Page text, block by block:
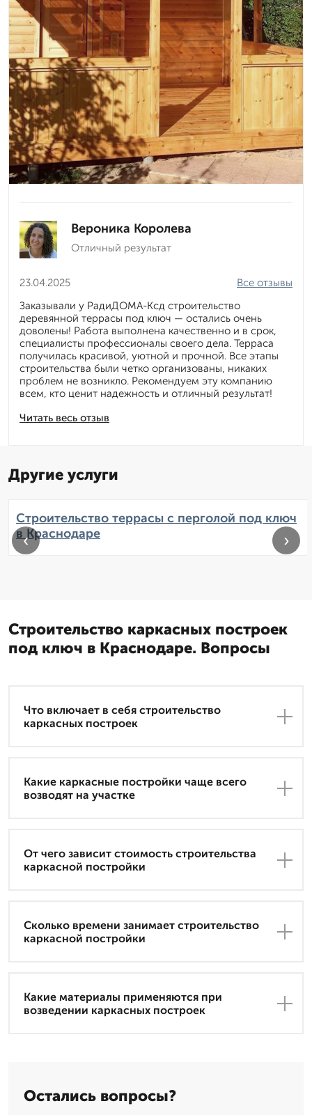
Вероника Королева
Отличный результат
23.04.2025
Читать весь отзыв
Все отзывы
Заказывали у РадиДОМА-Ксд строительство
деревянной террасы под ключ — остались очень
доволены! Работа выполнена качественно и в срок,
специалисты профессионалы своего дела. Терраса
получилась красивой, уютной и прочной. Все этапы
строительства были четко организованы, никаких
проблем не возникло. Рекомендуем эту компанию
всем, кто ценит надежность и отличный результат!
Другие услуги
Строительство террасы с перголой под ключ
в Краснодаре
‹ ›
Строительство каркасных построек
под ключ в Краснодаре. Вопросы
Что включает в себя строительство
каркасных построек
Какие каркасные постройки чаще всего
возводят на участке
От чего зависит стоимость строительства
каркасной постройки
Сколько времени занимает строительство
каркасной постройки
Какие материалы применяются при
возведении каркасных построек
Остались вопросы?